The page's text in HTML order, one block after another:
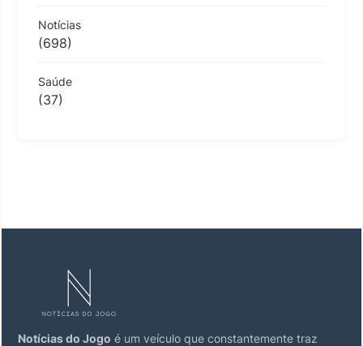
Notícias
(698)
Saúde
(37)
Notícias do Jogo é um veículo que constantemente traz